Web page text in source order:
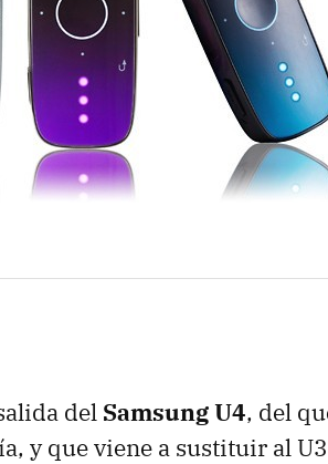
del Samsung U4, del
y que viene a sustituir al